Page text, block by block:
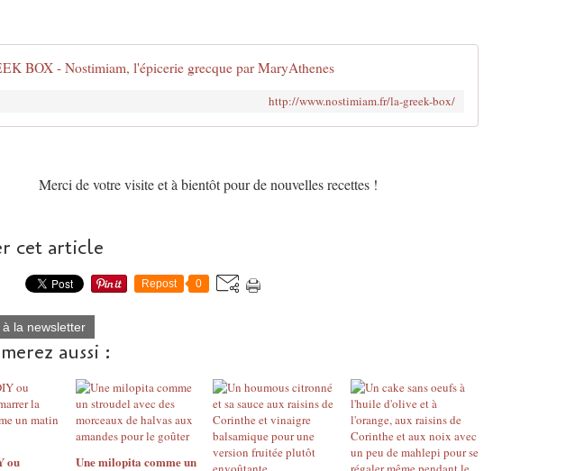
BOX - Nostimiam, l'épicerie grecque par MaryAthenes
http://www.nostimiam.fr/la-greek-box/
Merci de votre visite et à bientôt pour de nouvelles recettes !
cet article
Repost 0
la newsletter
aussi :
ou
Une milopita comme un